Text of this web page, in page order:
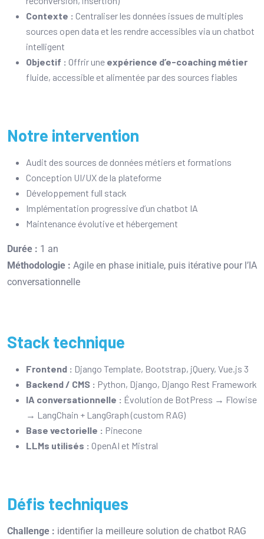
Contexte : Centraliser les données issues de multiples
sources open data et les rendre accessibles via un chatbot
intelligent
Objectif : Offrir une expérience d’e-coaching métier
fluide, accessible et alimentée par des sources fiables
Notre intervention
Audit des sources de données métiers et formations
Conception UI/UX de la plateforme
Développement full stack
Implémentation progressive d’un chatbot IA
Maintenance évolutive et hébergement
Durée : 1 an
Méthodologie : Agile en phase initiale, puis itérative pour l’IA
conversationnelle
Stack technique
Frontend : Django Template, Bootstrap, jQuery, Vue.js 3
Backend / CMS : Python, Django, Django Rest Framework
IA conversationnelle : Évolution de BotPress → Flowise
→ LangChain + LangGraph (custom RAG)
Base vectorielle : Pinecone
LLMs utilisés : OpenAI et Mistral
Défis techniques
Challenge : identifier la meilleure solution de chatbot RAG